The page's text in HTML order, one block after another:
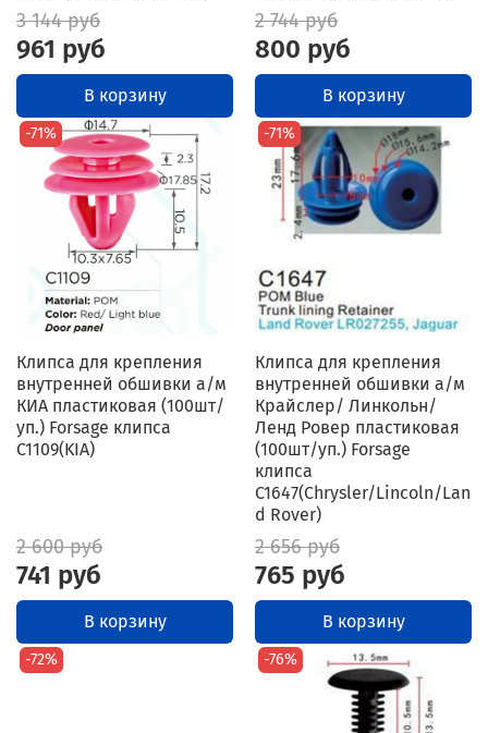
3 144 руб
961 руб
В корзину
2 744 руб
800 руб
В корзину
-71%
Клипса для крепления
внутренней обшивки а/м
КИА пластиковая (100шт/
уп.) Forsage клипса
C1109(KIA)
2 600 руб
741 руб
В корзину
-71%
Клипса для крепления
внутренней обшивки а/м
Крайслер/ Линкольн/
Ленд Ровер пластиковая
(100шт/уп.) Forsage
клипса
C1647(Chrysler/Lincoln/Lan
d Rover)
2 656 руб
765 руб
В корзину
-72% -76%